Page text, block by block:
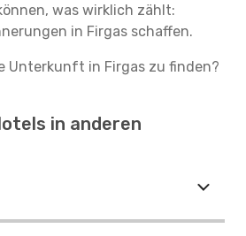
was wirklich zählt:
in Firgas schaffen.
Unterkunft in Firgas zu finden?
in anderen